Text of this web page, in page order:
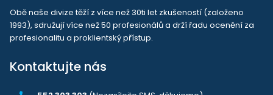
Obě naše divize těží z více než 30ti let zkušeností (založeno
1993), sdružují více než 50 profesionálů a drží řadu ocenění za
profesionalitu a proklientský přístup.
Kontaktujte nás